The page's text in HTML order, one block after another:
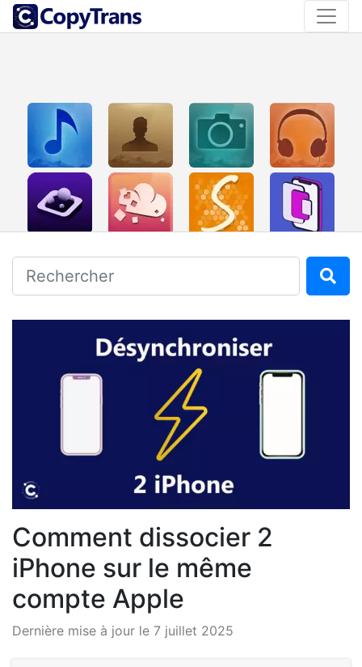
Comment dissocier 2
iPhone sur le même
compte Apple
Dernière mise à jour le 7 juillet 2025